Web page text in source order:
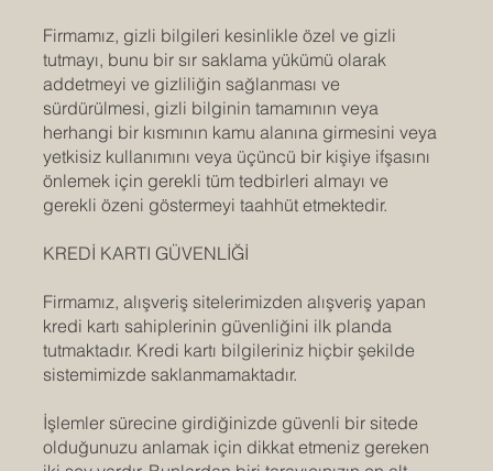
Firmamız, gizli bilgileri kesinlikle özel ve gizli
tutmayı, bunu bir sır saklama yükümü olarak
addetmeyi ve gizliliğin sağlanması ve
sürdürülmesi, gizli bilginin tamamının veya
herhangi bir kısmının kamu alanına girmesini veya
yetkisiz kullanımını veya üçüncü bir kişiye ifşasını
önlemek için gerekli tüm tedbirleri almayı ve
gerekli özeni göstermeyi taahhüt etmektedir.
KREDİ KARTI GÜVENLİĞİ
Firmamız, alışveriş sitelerimizden alışveriş yapan
kredi kartı sahiplerinin güvenliğini ilk planda
tutmaktadır. Kredi kartı bilgileriniz hiçbir şekilde
sistemimizde saklanmamaktadır.
İşlemler sürecine girdiğinizde güvenli bir sitede
olduğunuzu anlamak için dikkat etmeniz gereken